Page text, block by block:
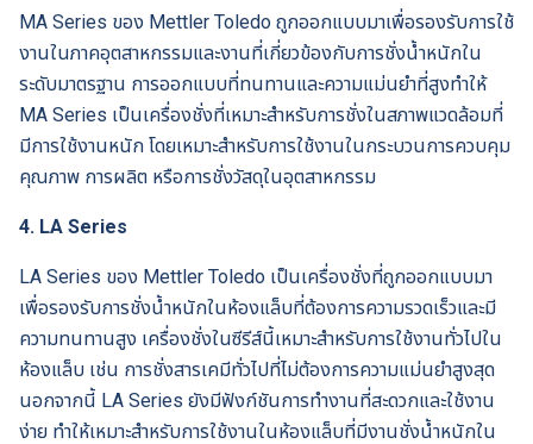
MA Series ของ Mettler Toledo ถูกออกแบบมาเพื่อรองรับการใช้
งานในภาคอุตสาหกรรมและงานที่เกี่ยวข้องกับการชั่งน้ำหนักใน
ระดับมาตรฐาน การออกแบบที่ทนทานและความแม่นยำที่สูงทำให้
MA Series เป็นเครื่องชั่งที่เหมาะสำหรับการชั่งในสภาพแวดล้อมที่
มีการใช้งานหนัก โดยเหมาะสำหรับการใช้งานในกระบวนการควบคุม
คุณภาพ การผลิต หรือการชั่งวัสดุในอุตสาหกรรม
4. LA Series
LA Series ของ Mettler Toledo เป็นเครื่องชั่งที่ถูกออกแบบมา
เพื่อรองรับการชั่งน้ำหนักในห้องแล็บที่ต้องการความรวดเร็วและมี
ความทนทานสูง เครื่องชั่งในซีรีส์นี้เหมาะสำหรับการใช้งานทั่วไปใน
ห้องแล็บ เช่น การชั่งสารเคมีทั่วไปที่ไม่ต้องการความแม่นยำสูงสุด
นอกจากนี้ LA Series ยังมีฟังก์ชันการทำงานที่สะดวกและใช้งาน
ง่าย ทำให้เหมาะสำหรับการใช้งานในห้องแล็บที่มีงานชั่งน้ำหนักใน